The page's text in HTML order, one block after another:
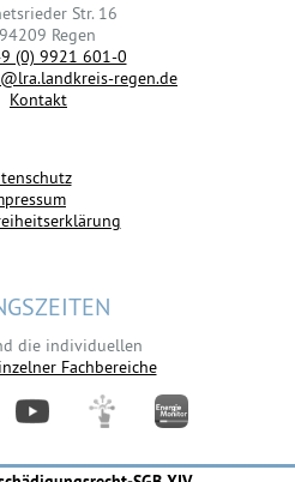
Str. 16
Regen
(0) 9921 601-0
regen.de
Kontakt
die individuellen
Fachbereiche